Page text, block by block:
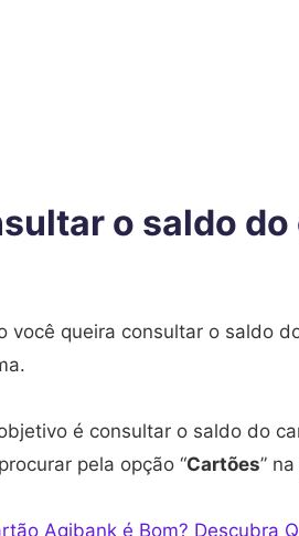
o saldo
você queira consultar o saldo
é consultar o saldo do
pela opção “Cartões”
Agibank é Bom? Descubra